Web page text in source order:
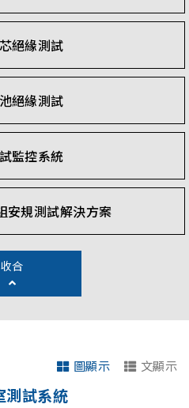
絕緣測試
絕緣測試
監控系統
安規測試解決方案
收合
圖顯示 文顯示
測試系統